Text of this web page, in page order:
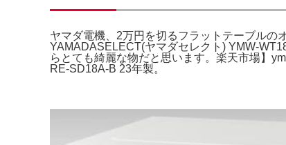
ヤマダ電機、2万円を切るフラットテーブルの
YAMADASELECT(ヤマダセレクト) YMW-
らとても綺麗な物だと思います。楽天市場】
RE-SD18A-B 23年製。